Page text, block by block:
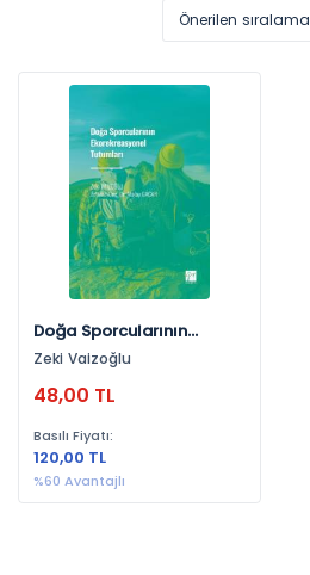
Konulara Göre
Spor (1)
Yayınevlerine Göre
Gazi Kitabevi (1)
Yıllara Göre
2022 (1)
Önerilen sıralama
Doğa Sporcularının
Ekorekreasyonel
Tutumları
Zeki Vaizoğlu
48,00 TL
Basılı Fiyatı:
120,00 TL
%60 Avantajlı